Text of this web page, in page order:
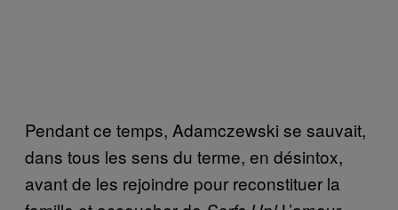
Pendant ce temps, Adamczewski se sauvait,
dans tous les sens du terme, en désintox,
avant de les rejoindre pour reconstituer la